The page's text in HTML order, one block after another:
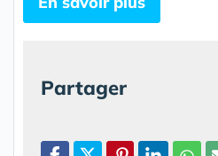
Partager